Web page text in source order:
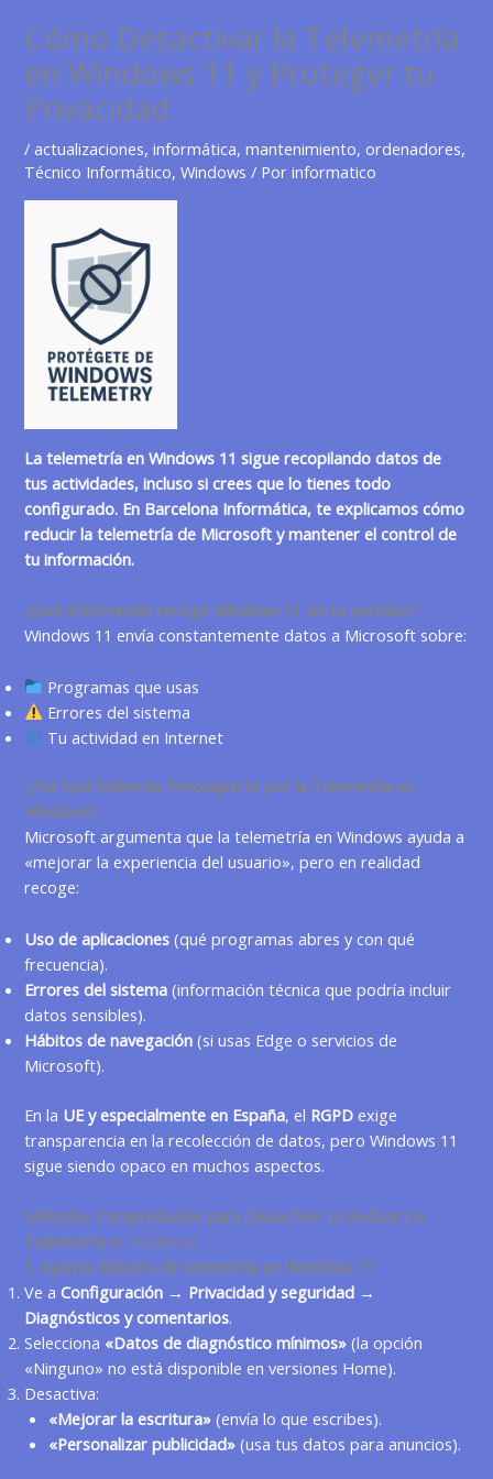
Cómo Desactivar la Telemetría
en Windows 11 y Proteger tu
Privacidad
/actualizaciones,informática,mantenimiento, ordenadores,
Técnico Informático,Windows / Porinformatico
La telemetría en Windows 11 sigue recopilando datos de
tus actividades, incluso si crees que lo tienes todo
configurado. En Barcelona Informática, te explicamos cómo
reducir la telemetría de Microsoft y mantener el control de
tu información.
¿Qué información recoge Windows 11 sin tu permiso?
Windows 11 envía constantemente datos a Microsoft sobre:
Programas que usas
Errores del sistema
Tu actividad en Internet
¿Por Qué Deberías Preocuparte por la Telemetría en
Windows?
Microsoft argumenta que la telemetría en Windows ayuda a
«mejorar la experiencia del usuario», pero en realidad
recoge:
Uso de aplicaciones (qué programas abres y con qué
frecuencia).
Errores del sistema (información técnica que podría incluir
datos sensibles).
Hábitos de navegación (si usas Edge o servicios de
Microsoft).
En la UE y especialmente en España, el RGPD exige
transparencia en la recolección de datos, pero Windows 11
sigue siendo opaco en muchos aspectos.
Métodos Comprobados para Desactivar (o Reducir) la
Telemetría en Windows
1. Ajustes Básicos de telemetría en Windows 11
Ve aConfiguración → Privacidad y seguridad →
Diagnósticos y comentarios.
Selecciona «Datos de diagnóstico mínimos» (la opción
«Ninguno» no está disponible en versiones Home).
Desactiva:
«Mejorar la escritura» (envía lo que escribes).
«Personalizar publicidad» (usa tus datos para anuncios).